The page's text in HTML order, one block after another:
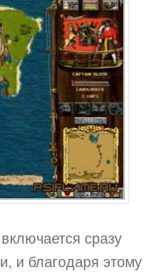
сразу
и благодаря этому